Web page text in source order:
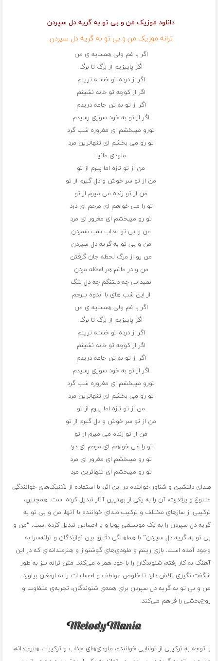
دانلود موزیک من و بی تو به گریه دل سپردن
ترانه موزیک من و بی تو به گریه دل سپردن
اگر با غم ولی همسایه ی من
اگر پاییزیم از برگ تا برگ
اگر از درده تو خسته ترینم
اگر از کوچه تو خانه نشینم
اگر از تو به تن جامه دریدم
اگر از تو به خود سوزی رسیدم
تورو میبخشم ای مغروره شب گرد
تو رو می بخشم ای تنهاترین مرد
ملودی مانیا
من از تو تازه اما پیرم از تو
من از تو سر خوش و دل گیرم از تو
من از تو زنده می میرم از تو
تو را می خواهم ای مرحم ای درد
تو رو میبخشم ای مغرور ای مرد
من و بی تو عذاب شب شمردن
من و بی تو به گریه دل سپردن
من رو از مرگ لحظه جان گرفتن
من و در ماتم هر لحظه مردن
نمیدانی چه دلتنگم چه دل تنگ
از این شب های با اندوه بیرحم
اگر با غم ولی همسایه ی من
اگر پاییزیم از برگ تا برگ
اگر از درده تو خسته ترینم
اگر از کوچه تو خانه نشینم
اگر از تو به تن جامه دریدم
اگر از تو به خود سوزی رسیدم
تورو میبخشم ای مغروره شب گرد
تو رو می بخشم ای تنهاترین مرد
من از تو تازه اما پیرم از تو
من از تو سر خوش و دل گیرم از تو
من از تو زنده می میرم از تو
تو را می خواهم ای مرحم ای درد
تو رو میبخشم ای مغرور ای مرد
تو رو میبخشم ای تنهاترین مرد
صدای دلنشین و شناور خواننده در این اثر، با استفاده از تکنیک‌های خوانندگی
متنوع و پرقدرت، آن را به یکی از بهترین آثار تبدیل کرده است. همچنین،
ترکیبی از سازهای مختلف و ترکیب صدای خواننده با آنها، من و بی تو به
گریه دل سپردن را به یک موسیقی پویا و با احساس تبدیل کرده است. “من و
بی تو به گریه دل سپردن” با هماهنگی دقیق بین نوازندگان و ترانه‌سرا به
وجود آمده است. بازی ریتم و ملودی‌های گوشنواز و هنرمندانه‌ای که در این
آهنگ به کار رفته، شنوندگان را با خود همراه می‌کند. متن ترانه نیز به طور
شگفت‌انگیزی تلاش دارد تا خلوص عواطف و احساسات را به ارمغان بیاورد.
من و بی تو به گریه دل سپردن برای همه‌ی شنوندگان، تجربه‌ی متفاوت و
روح‌بخشی را فراهم می‌کند.
با توجه به ترکیبی از توانایی خواننده، ملودی‌های جذاب و ترکیبات هنرمندانه،